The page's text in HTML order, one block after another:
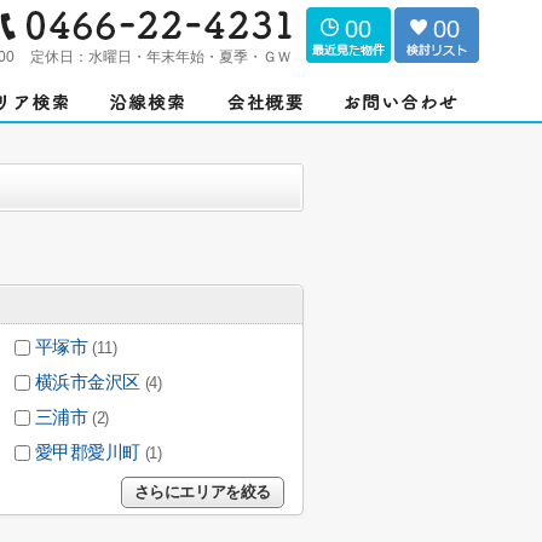
定休日： 水曜日・年末年始・夏季・ＧＷ
00 00
平塚市 (11)
横浜市金沢区 (4)
三浦市 (2)
愛甲郡愛川町 (1)
さらにエリアを絞る